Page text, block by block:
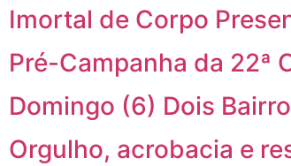
Imortal de Corpo
Pré-Campanha da 22ª
Domingo (6) Dois
Orgulho, acrobacia e